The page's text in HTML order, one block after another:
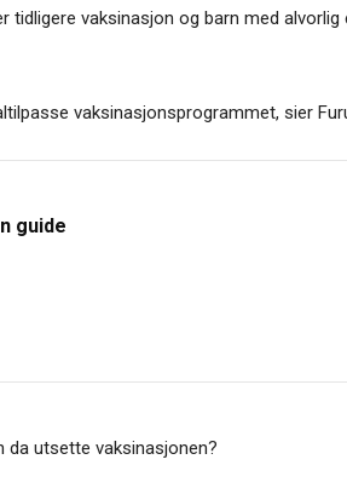
vaksinasjon og barn med
vaksinasjonsprogrammet, sier
guide
da utsette vaksinasjonen?